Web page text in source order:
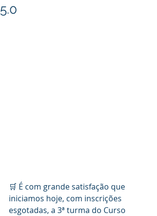
5.0
🛒 É com grande satisfação que
iniciamos hoje, com inscrições
esgotadas, a 3ª turma do Curso